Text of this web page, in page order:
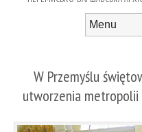
W Przemyślu
utworzenia metropolii